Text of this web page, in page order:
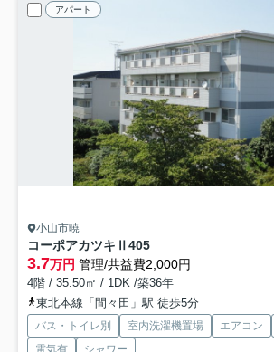
アパート
小山市暁
コーポアカツキⅡ 405
3.7万円 管理/共益費2,000円
4階 / 35.50㎡ / 1DK /築36年
東北本線「間々田」駅 徒歩5分
バス・トイレ別 室内洗濯機置場 エアコン